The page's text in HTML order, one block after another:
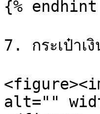
{% endhint
7. กระเป๋าเ
alt=""